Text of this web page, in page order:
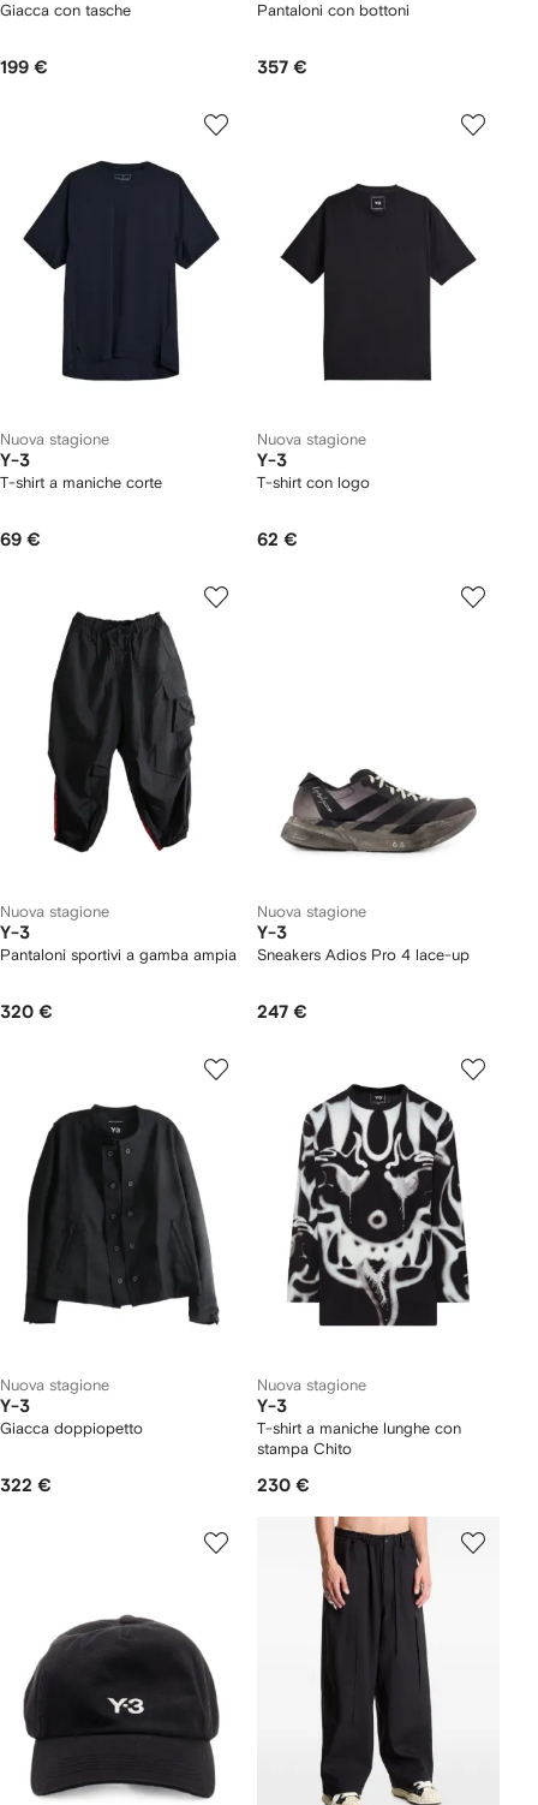
Giacca con tasche
199 €
Pantaloni con bottoni
357 €
Nuova stagione
Y-3
T-shirt a maniche corte
69 €
Nuova stagione
Y-3
T-shirt con logo
62 €
Nuova stagione
Y-3
Pantaloni sportivi a gamba ampia
320 €
Nuova stagione
Y-3
Sneakers Adios Pro 4 lace-up
247 €
Nuova stagione
Y-3
Giacca doppiopetto
322 €
Nuova stagione
Y-3
T-shirt a maniche lunghe con
stampa Chito
230 €